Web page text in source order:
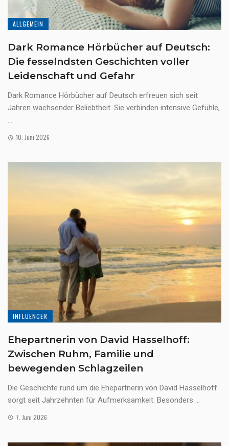
ALLGEMEIN
Dark Romance Hörbücher auf Deutsch:
Die fesselndsten Geschichten voller
Leidenschaft und Gefahr
Dark Romance Hörbücher auf Deutsch erfreuen sich seit
Jahren wachsender Beliebtheit. Sie verbinden intensive Gefühle,
...
10. Juni 2026
INFLUENCER
Ehepartnerin von David Hasselhoff:
Zwischen Ruhm, Familie und
bewegenden Schlagzeilen
Die Geschichte rund um die Ehepartnerin von David Hasselhoff
sorgt seit Jahrzehnten für Aufmerksamkeit. Besonders ...
7. Juni 2026